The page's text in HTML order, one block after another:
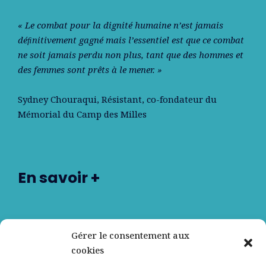
Gérer le consentement aux
cookies
« Le combat pour la dignité humaine n’est jamais
déﬁnitivement gagné mais l’essentiel est que ce combat
ne soit jamais perdu non plus, tant que des hommes et
des femmes sont prêts à le mener. »
Sydney Chouraqui, Résistant, co-fondateur du
Mémorial du Camp des Milles
En savoir +